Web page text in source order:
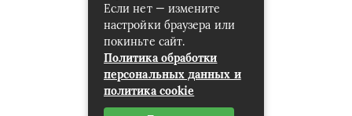
Если нет — измените
настройки браузера или
покиньте сайт.
Политика обработки
персональных данных и
политика cookie